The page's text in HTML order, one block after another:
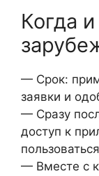
Когда
— Срок:
заявки и
— Сразу
доступ к
— Вместе с